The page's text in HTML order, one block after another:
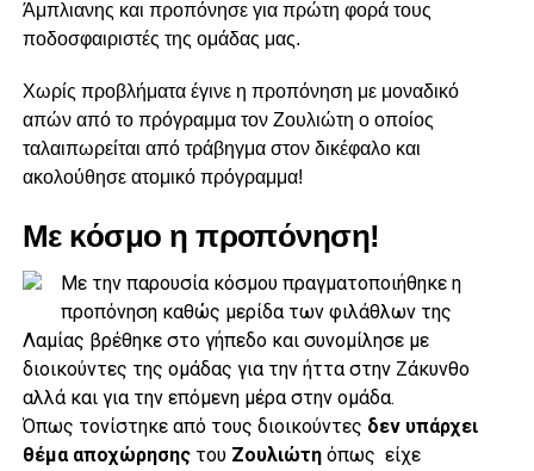
Άμπλιανης και προπόνησε για πρώτη φορά τους
ποδοσφαιριστές της ομάδας μας.
Χωρίς προβλήματα έγινε η προπόνηση με μοναδικό
απών από το πρόγραμμα τον Ζουλιώτη ο οποίος
ταλαιπωρείται από τράβηγμα στον δικέφαλο και
ακολούθησε ατομικό πρόγραμμα!
Με κόσμο η προπόνηση!
Με την παρουσία κόσμου πραγματοποιήθηκε η
προπόνηση καθώς μερίδα των φιλάθλων της
Λαμίας βρέθηκε στο γήπεδο και συνομίλησε με
διοικούντες της ομάδας για την ήττα στην Ζάκυνθο
αλλά και για την επόμενη μέρα στην ομάδα.
Όπως τονίστηκε από τους διοικούντες δεν υπάρχει
θέμα αποχώρησηςτου Ζουλιώτη όπως είχε